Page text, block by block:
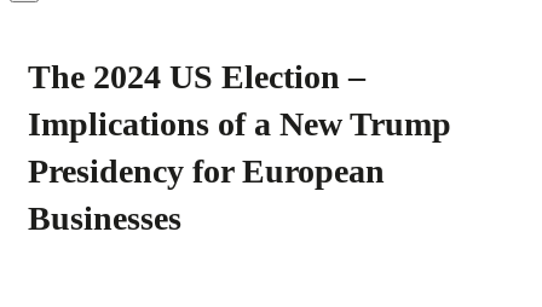
The 2024 US Election –
Implications of a New Trump
Presidency for European
Businesses